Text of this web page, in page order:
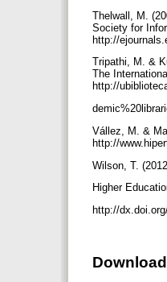
Thelwall, M.
Society for
http://
Tripathi, M. &
The
http://
Vállez, M. &
http://
Wilson, T.
Higher
http://